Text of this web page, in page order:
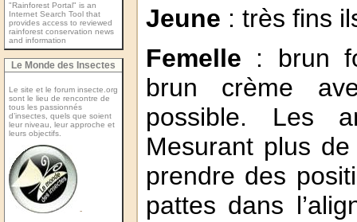
"Rainforest Portal" is an
Internet Search Tool that
provides access to reviewed
rainforest conservation news
and information
Le Monde des Insectes
Le site et le forum insecte.org
sont le lieu de rencontre de
tous les passionnés
d’insectes, quels que soient
leur niveau, leur approche et
leurs objectifs.
-
Jeune : très fins
Femelle : brun
brun crème
possible. Les
Mesurant plus
prendre des
pattes dans